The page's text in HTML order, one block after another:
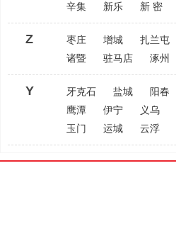
辛集
新乐 新 密
Z 枣庄 增城 扎兰屯
诸暨
驻马店 涿州
Y 牙克石 盐城 阳春
鹰潭
伊宁 义乌
玉门
运城 云浮